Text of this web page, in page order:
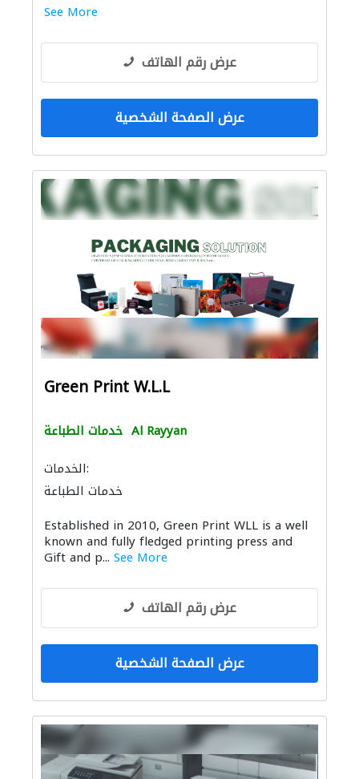
See More
عرض رقم الهاتف
عرض الصفحة الشخصية
Green Print W.L.L
خدمات الطباعة Al Rayyan
الخدمات:
خدمات الطباعة
Established in 2010, Green Print WLL is a well
known and fully fledged printing press and
Gift and p... See More
عرض رقم الهاتف
عرض الصفحة الشخصية